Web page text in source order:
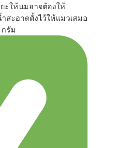
ะให้นมอาจต้องให้
ะอาดตั้งไว้ให้แมวเสมอ
รัม